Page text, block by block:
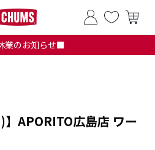
業のお知らせ■
APORITO広島店 ワー